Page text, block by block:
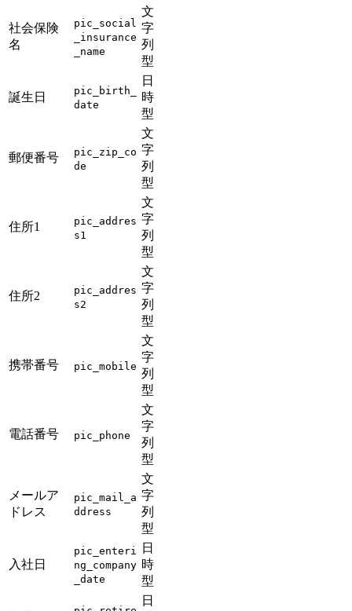
社会保険
名
pic_social
_insurance
_name
文
字
列
型
誕生日
pic_birth_
date
日
時
型
郵便番号
pic_zip_co
de
文
字
列
型
住所1
pic_addres
s1
文
字
列
型
住所2
pic_addres
s2
文
字
列
型
携帯番号 pic_mobile
文
字
列
型
電話番号 pic_phone
文
字
列
型
メールア
ドレス
pic_mail_a
ddress
文
字
列
型
入社日
pic_enteri
ng_company
_date
日
時
型
日